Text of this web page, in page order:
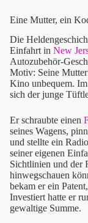
Eine Mutter, ein
Die
Einfahrt in New
Autozubehör-
Motiv: Seine
Kino unbequem.
sich der junge
Er schraubte einen
seines Wagens,
und stellte ein
seiner eigenen
Sichtlinien und der
hinwegschauen
bekam er ein
Investiert hatte er
gewaltige Summe.